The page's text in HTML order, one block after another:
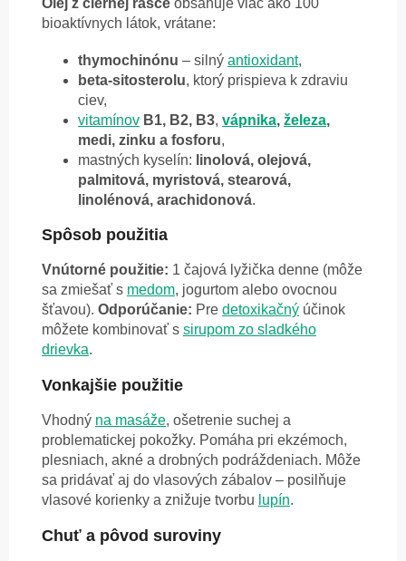
Olej z čiernej rasce obsahuje viac ako 100
bioaktívnych látok, vrátane:
thymochinónu – silný antioxidant,
beta-sitosterolu, ktorý prispieva k zdraviu
ciev,
vitamínov B1, B2, B3, vápnika, železa,
medi, zinku a fosforu,
mastných kyselín: linolová, olejová,
palmitová, myristová, stearová,
linolénová, arachidonová.
Spôsob použitia
Vnútorné použitie: 1 čajová lyžička denne (môže
sa zmiešať s medom, jogurtom alebo ovocnou
šťavou). Odporúčanie: Pre detoxikačný účinok
môžete kombinovať s sirupom zo sladkého
drievka.
Vonkajšie použitie
Vhodný na masáže, ošetrenie suchej a
problematickej pokožky. Pomáha pri ekzémoch,
plesniach, akné a drobných podráždeniach. Môže
sa pridávať aj do vlasových zábalov – posilňuje
vlasové korienky a znižuje tvorbu lupín.
Chuť a pôvod suroviny